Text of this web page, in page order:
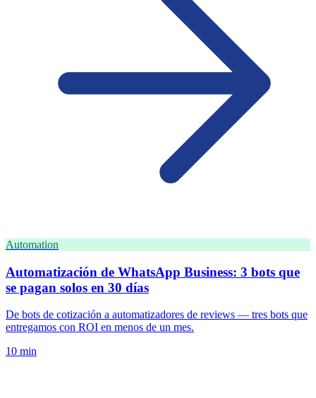
Automation
Automatización de WhatsApp Business: 3 bots que
se pagan solos en 30 días
De bots de cotización a automatizadores de reviews — tres bots que
entregamos con ROI en menos de un mes.
10 min